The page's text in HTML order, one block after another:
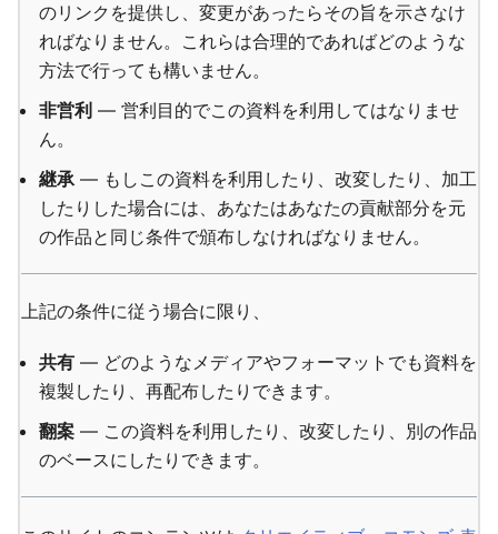
のリンクを提供し、変更があったらその旨を示さなけ
ればなりません。これらは合理的であればどのような
方法で行っても構いません。
非営利 — 営利目的でこの資料を利用してはなりませ
ん。
継承— もしこの資料を利用したり、改変したり、加工
したりした場合には、あなたはあなたの貢献部分を元
の作品と同じ条件で頒布しなければなりません。
上記の条件に従う場合に限り、
共有 — どのようなメディアやフォーマットでも資料を
複製したり、再配布したりできます。
翻案 — この資料を利用したり、改変したり、別の作品
のベースにしたりできます。